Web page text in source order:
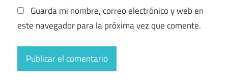
Guarda mi nombre, correo electrónico y web en
este navegador para la próxima vez que comente.